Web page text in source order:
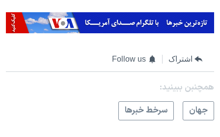
اشتراک Follow us
همچنبن ببینید:
جهان
سرخط خبرها